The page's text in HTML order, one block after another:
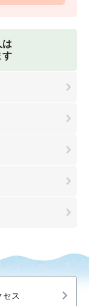
は
す
セス